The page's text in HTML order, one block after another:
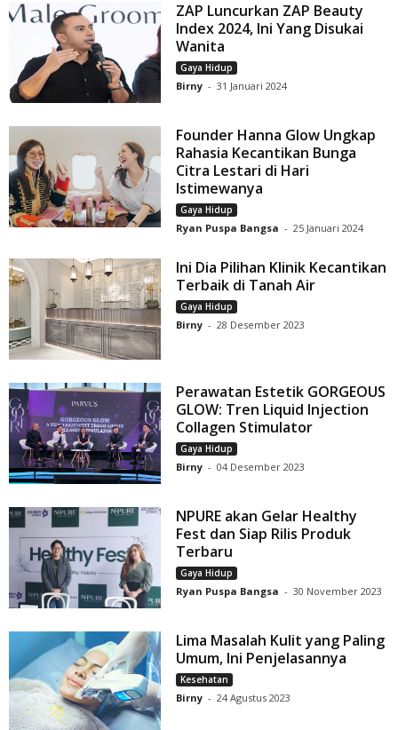
ZAP Luncurkan ZAP Beauty
Index 2024, Ini Yang Disukai
Wanita
Gaya Hidup
Birny - 31 Januari 2024
Founder Hanna Glow Ungkap
Rahasia Kecantikan Bunga
Citra Lestari di Hari
Istimewanya
Gaya Hidup
Ryan Puspa Bangsa - 25 Januari 2024
Ini Dia Pilihan Klinik Kecantikan
Terbaik di Tanah Air
Gaya Hidup
Birny - 28 Desember 2023
Perawatan Estetik GORGEOUS
GLOW: Tren Liquid Injection
Collagen Stimulator
Gaya Hidup
Birny - 04 Desember 2023
NPURE akan Gelar Healthy
Fest dan Siap Rilis Produk
Terbaru
Gaya Hidup
Ryan Puspa Bangsa - 30 November 2023
Lima Masalah Kulit yang Paling
Umum, Ini Penjelasannya
Kesehatan
Birny - 24 Agustus 2023